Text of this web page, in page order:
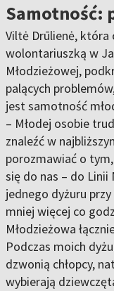
Samotność:
Viltė Drūlienė, która
wolontariuszką w
Młodzieżowej,
palących
jest samotność
– Młodej osobie
znaleźć w
porozmawiać o
się do nas – do Linii
jednego dyżuru
mniej więcej co
Młodzieżowa
Podczas moich
dzwonią chłopcy,
wybierają